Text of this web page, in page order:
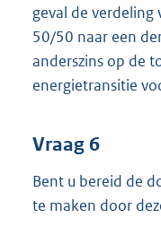
geval de verdeling
50/50 naar een
anderszins op de
energietransitie
Vraag 6
Bent u bereid de
te maken door